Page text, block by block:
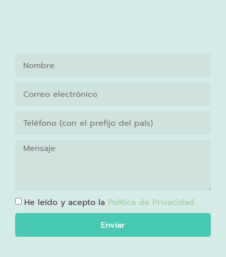
He leído y acepto la Política de Privacidad.
Enviar